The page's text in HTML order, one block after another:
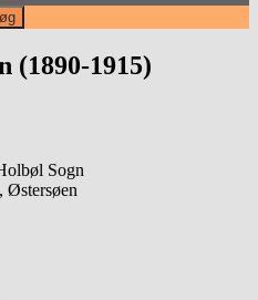
(1890-1915)
Sogn
Østersøen